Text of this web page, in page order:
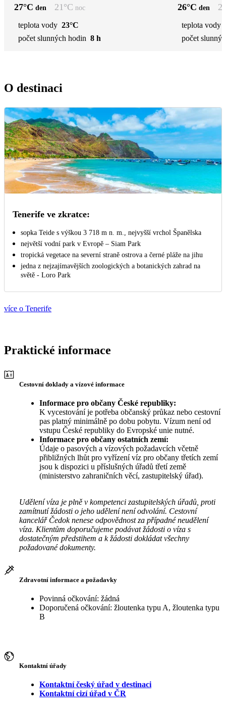
27°C den 21°C noc
teplota vody 23°C
počet slunných hodin 8 h
26°C den
teplota vody
počet
O destinaci
Tenerife ve zkratce:
sopka Teide s výškou 3 718 m n. m., nejvyšší vrchol Španělska
největší vodní park v Evropě – Siam Park
tropická vegetace na severní straně ostrova a černé pláže na jihu
jedna z nejzajímavějších zoologických a botanických zahrad na
světě - Loro Park
více o Tenerife
Praktické informace
Cestovní doklady a vízové informace
Informace pro občany České republiky:
K vycestování je potřeba občanský průkaz nebo cestovní
pas platný minimálně po dobu pobytu. Vízum není od
vstupu České republiky do Evropské unie nutné.
Informace pro občany ostatních zemí:
Údaje o pasových a vízových požadavcích včetně
přibližných lhůt pro vyřízení víz pro občany třetích zemí
jsou k dispozici u příslušných úřadů třetí země
(ministerstvo zahraničních věcí, zastupitelský úřad).
Udělení víza je plně v kompetenci zastupitelských úřadů, proti
zamítnutí žádosti o jeho udělení není odvolání. Cestovní
kancelář Čedok nenese odpovědnost za případné neudělení
víza. Klientům doporučujeme podávat žádosti o víza s
dostatečným předstihem a k žádosti dokládat všechny
požadované dokumenty.
Zdravotní informace a požadavky
Povinná očkování: žádná
Doporučená očkování: žloutenka typu A, žloutenka typu
B
Kontaktní úřady
Kontaktní český úřad v destinaci
Kontaktní cizí úřad v ČR